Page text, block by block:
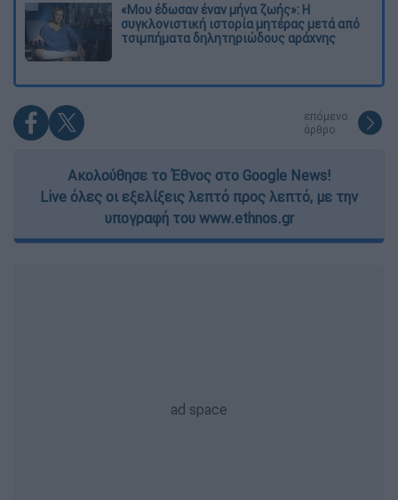
«Μου έδωσαν έναν μήνα ζωής»: Η
συγκλονιστική ιστορία μητέρας μετά από
τσιμπήματα δηλητηριώδους αράχνης
επόμενο
άρθρο
Ακολούθησε το Έθνος στο Google News!
Live όλες οι εξελίξεις λεπτό προς λεπτό, με την
υπογραφή του www.ethnos.gr